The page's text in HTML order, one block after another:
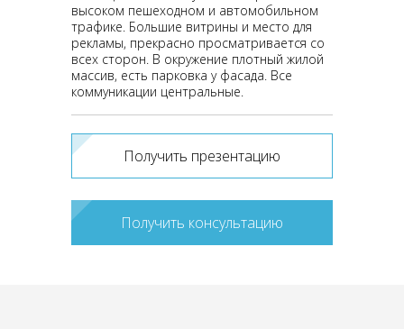
высоком пешеходном и автомобильном
трафике. Большие витрины и место для
рекламы, прекрасно просматривается со
всех сторон. В окружение плотный жилой
массив, есть парковка у фасада. Все
коммуникации центральные.
Получить презентацию
Получить консультацию